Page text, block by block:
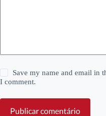
Save my name and email in
I comment.
Publicar comentário